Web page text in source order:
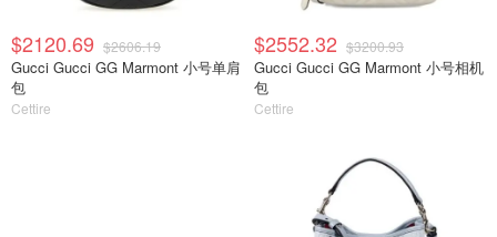
$2120.69 $2606.19
Gucci Gucci GG Marmont 小号单肩
包
Cettire
$2552.32 $3200.93
Gucci Gucci GG Marmont 小号相机
包
Cettire